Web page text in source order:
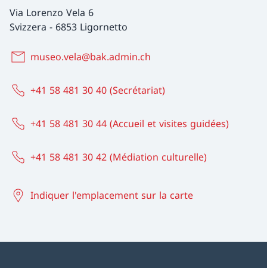
Via Lorenzo Vela 6
Svizzera - 6853 Ligornetto
museo.vela@bak.admin.ch
+41 58 481 30 40 (Secrétariat)
+41 58 481 30 44 (Accueil et visites guidées)
+41 58 481 30 42 (Médiation culturelle)
Indiquer l'emplacement sur la carte